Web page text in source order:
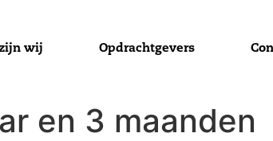
wij Opdrachtgevers
en 3 maanden